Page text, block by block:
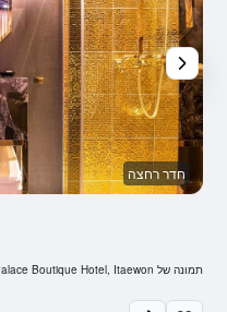
חדר רחצה
תמונה של Imperial Palace Boutique Hotel, Itaewon